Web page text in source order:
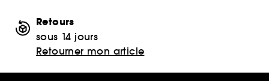
Retours
sous 14 jours
Retourner mon article